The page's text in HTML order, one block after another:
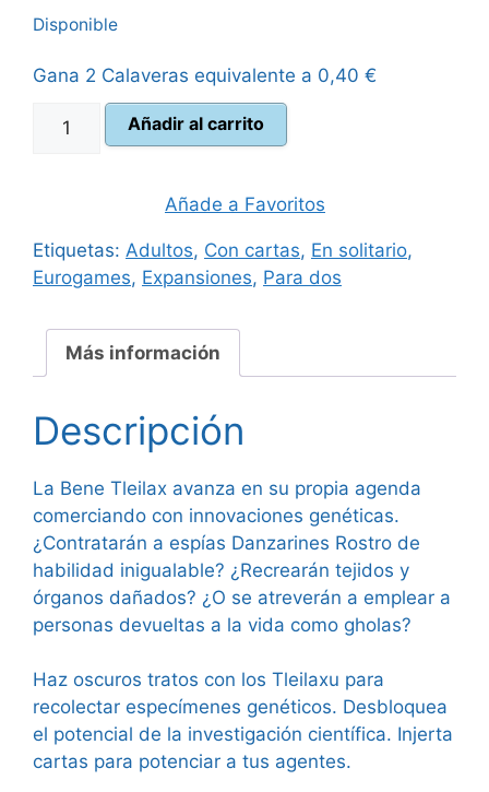
original
era:
29,99 €.
es:
26,95 €.
Disponible
Gana 2 Calaveras equivalente a 0,40 €
Dune
Imperium
Añadir al carrito
Añade a Favoritos
Etiquetas: Adultos, Con cartas, En solitario,
Eurogames, Expansiones, Para dos
Más información
Descripción
La Bene Tleilax avanza en su propia agenda
comerciando con innovaciones genéticas.
¿Contratarán a espías Danzarines Rostro de
habilidad inigualable? ¿Recrearán tejidos y
órganos dañados? ¿O se atreverán a emplear a
personas devueltas a la vida como gholas?
Haz oscuros tratos con los Tleilaxu para
recolectar especímenes genéticos. Desbloquea
el potencial de la investigación científica. Injerta
cartas para potenciar a tus agentes.